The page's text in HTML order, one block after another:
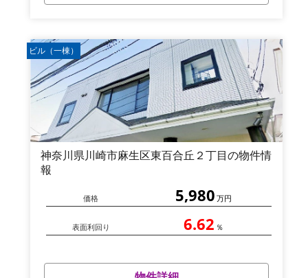
ビル（一棟）
神奈川県川崎市麻生区東百合丘２丁目の物件情
報
価格 5,980 万円
表面利回り 6.62 ％